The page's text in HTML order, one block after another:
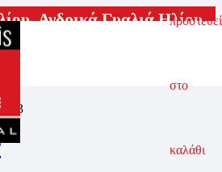
προστεθεί
στο
καλάθι
,Ανδρικά Γυαλιά Ηλίου,
Ηλίου
A3